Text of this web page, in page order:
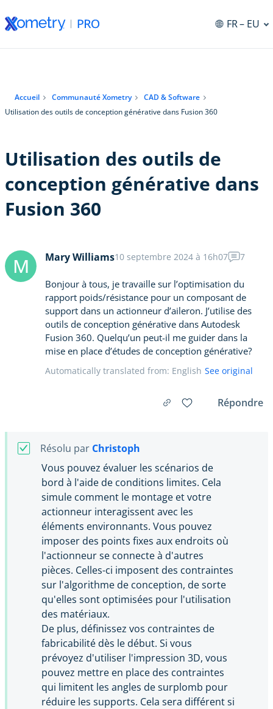
FR– EU
Accueil Communauté Xometry
CAD & Software
Utilisation des outils de conception générative dans Fusion 360
Utilisation des outils de
conception générative dans
Fusion 360
M Mary Williams10 septembre 2024 à 16h07 7
Bonjour à tous, je travaille sur l’optimisation du
rapport poids/résistance pour un composant de
support dans un actionneur d’aileron. J’utilise des
outils de conception générative dans Autodesk
Fusion 360. Quelqu’un peut-il me guider dans la
mise en place d’études de conception générative?
Automatically translated from: English See original
Répondre
Résolu par Christoph
Vous pouvez évaluer les scénarios de
bord à l'aide de conditions limites. Cela
simule comment le montage et votre
actionneur interagissent avec les
éléments environnants. Vous pouvez
imposer des points fixes aux endroits où
l'actionneur se connecte à d'autres
pièces. Celles-ci imposent des contraintes
sur l'algorithme de conception, de sorte
qu'elles sont optimisées pour l'utilisation
des matériaux.
De plus, définissez vos contraintes de
fabricabilité dès le début. Si vous
prévoyez d'utiliser l'impression 3D, vous
pouvez mettre en place des contraintes
qui limitent les angles de surplomb pour
réduire les supports. Cela sera différent si